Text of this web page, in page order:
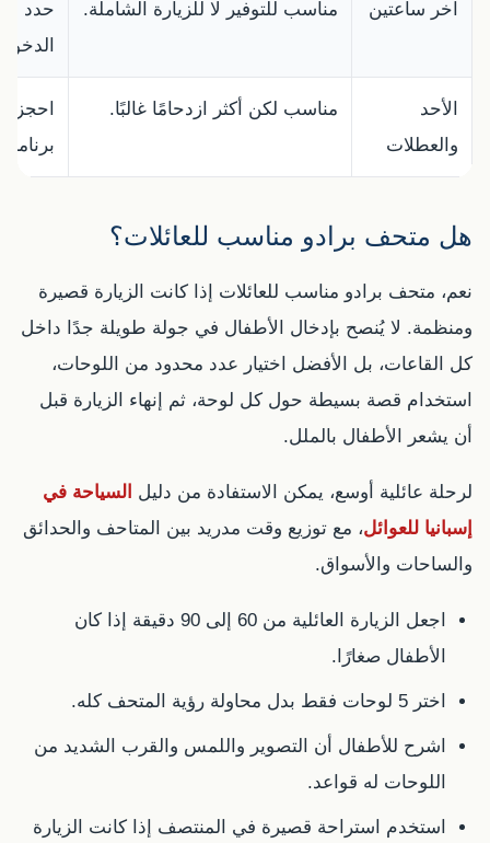
آخر ساعتين مناسب للتوفير لا للزيارة الشاملة.
حدد
الأحد
والعطلات
مناسب لكن أكثر ازدحامًا غالبًا.
احجز
هل متحف برادو مناسب للعائلات؟
نعم، متحف برادو مناسب للعائلات إذا كانت الزيارة قصيرة
ومنظمة. لا يُنصح بإدخال الأطفال في جولة طويلة جدًا داخل
كل القاعات، بل الأفضل اختيار عدد محدود من اللوحات،
استخدام قصة بسيطة حول كل لوحة، ثم إنهاء الزيارة قبل
أن يشعر الأطفال بالملل.
لرحلة عائلية أوسع، يمكن الاستفادة من دليل السياحة في
إسبانيا للعوائل، مع توزيع وقت مدريد بين المتاحف والحدائق
والساحات والأسواق.
اجعل الزيارة العائلية من 60 إلى 90 دقيقة إذا كان
الأطفال صغارًا.
اختر 5 لوحات فقط بدل محاولة رؤية المتحف كله.
اشرح للأطفال أن التصوير واللمس والقرب الشديد من
اللوحات له قواعد.
استخدم استراحة قصيرة في المنتصف إذا كانت الزيارة